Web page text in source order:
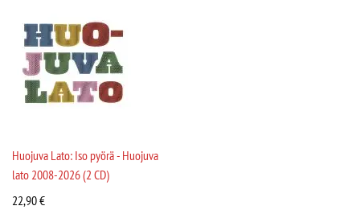
Huojuva Lato: Iso pyörä - Huojuva
lato 2008-2026 (2 CD)
22,90€